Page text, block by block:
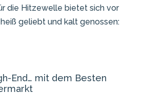
die Hitzewelle bietet sich vor
geliebt und kalt genossen:
End… mit dem Besten